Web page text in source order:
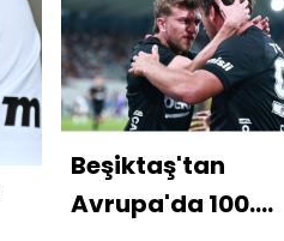
Beşiktaş'tan
Avrupa'da 100.